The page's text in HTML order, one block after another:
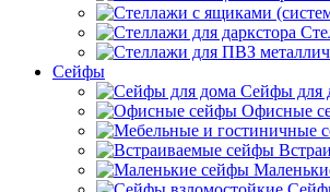
Сейфы
Сейфы для
Офисные